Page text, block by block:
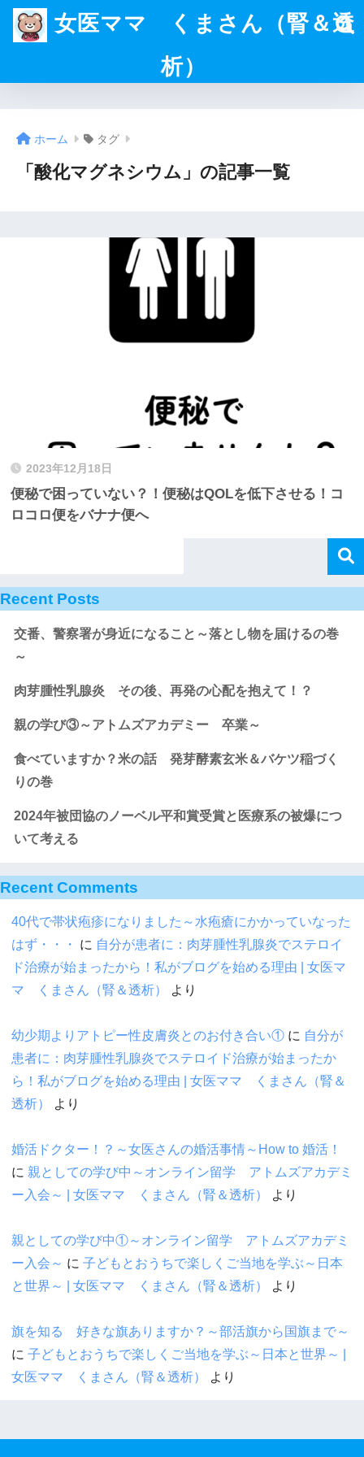
女医ママ くまさん（腎＆透
析）
ホーム タグ
「酸化マグネシウム」の記事一覧
2023年12月18日
便秘で困っていない？！便秘はQOLを低下させる！コ
ロコロ便をバナナ便へ
Recent Posts
交番、警察署が身近になること～落とし物を届けるの巻
～
肉芽腫性乳腺炎 その後、再発の心配を抱えて！？
親の学び③～アトムズアカデミー 卒業～
食べていますか？米の話 発芽酵素玄米＆バケツ稲づく
りの巻
2024年被団協のノーベル平和賞受賞と医療系の被爆につ
いて考える
Recent Comments
40代で帯状疱疹になりました～水疱瘡にかかっていなった
はず・・・
に 自分が患者に：肉芽腫性乳腺炎でステロイ
ド治療が始まったから！私がブログを始める理由 | 女医マ
マ くまさん（腎＆透析）
より
幼少期よりアトピー性皮膚炎とのお付き合い① に 自分が
患者に：肉芽腫性乳腺炎でステロイド治療が始まったか
ら！私がブログを始める理由 | 女医ママ くまさん（腎＆
透析）
より
婚活ドクター！？～女医さんの婚活事情～How to 婚活！
に 親としての学び中～オンライン留学 アトムズアカデミ
ー入会～ | 女医ママ くまさん（腎＆透析）
より
親としての学び中①～オンライン留学 アトムズアカデミ
ー入会～ に 子どもとおうちで楽しくご当地を学ぶ～日本
と世界～ | 女医ママ くまさん（腎＆透析）
より
旗を知る 好きな旗ありますか？～部活旗から国旗まで～
に 子どもとおうちで楽しくご当地を学ぶ～日本と世界～ |
女医ママ くまさん（腎＆透析）
より